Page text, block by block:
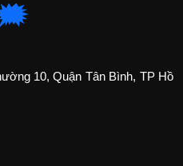
10, Quận Tân Bình, TP Hồ